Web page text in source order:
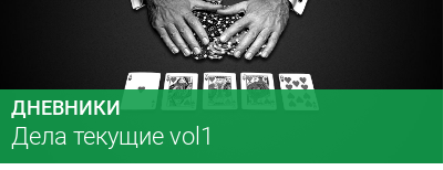
ДНЕВНИКИ
Дела текущие vol1